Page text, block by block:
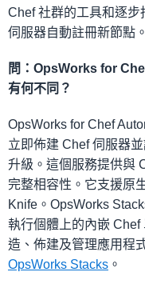
Chef 社群的工具和逐
伺服器自動註冊新節點。
問：OpsWorks for
有何不同？
OpsWorks for Chef
立即佈建 Chef 伺服器
升級。這個服務提供與
完整相容性。它支援原
Knife。OpsWorks
執行個體上的內嵌 Chef
造、佈建及管理應用程
OpsWorks Stacks 。